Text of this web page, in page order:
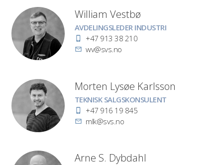
William Vestbø
Stilling
AVDELINGSLEDER INDUSTRI
Telefon+47 913 38 210
E- wv@svs.no
Morten Lysøe Karlsson
Stilling
TEKNISK SALGSKONSULENT
Telefon+47 916 19 845
E-
mlk@svs.no
Arne S. Dybdahl